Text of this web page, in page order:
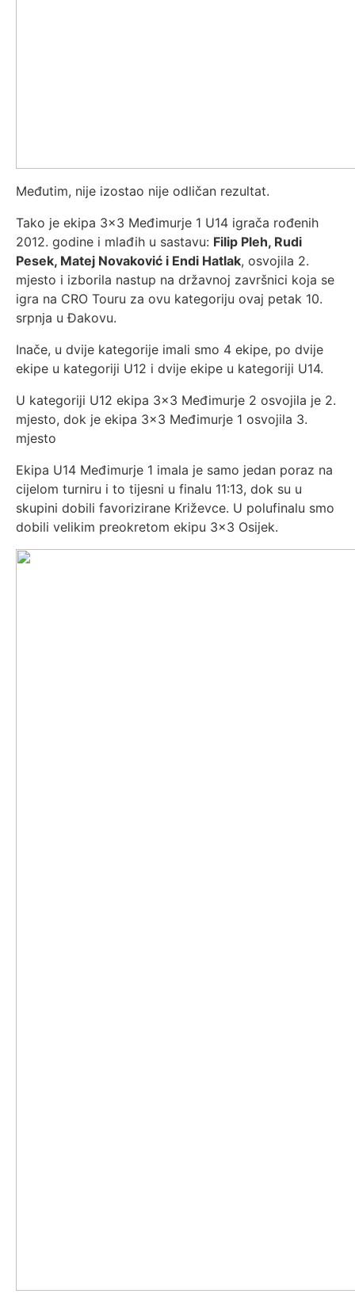
Međutim, nije izostao nije odličan rezultat.
Tako je ekipa 3x3 Međimurje 1 U14 igrača rođenih
2012. godine i mlađih u sastavu: Filip Pleh, Rudi
Pesek, Matej Novaković i Endi Hatlak, osvojila 2.
mjesto i izborila nastup na državnoj završnici koja se
igra na CRO Touru za ovu kategoriju ovaj petak 10.
srpnja u Đakovu.
Inače, u dvije kategorije imali smo 4 ekipe, po dvije
ekipe u kategoriji U12 i dvije ekipe u kategoriji U14.
U kategoriji U12 ekipa 3x3 Međimurje 2 osvojila je 2.
mjesto, dok je ekipa 3x3 Međimurje 1 osvojila 3.
mjesto
Ekipa U14 Međimurje 1 imala je samo jedan poraz na
cijelom turniru i to tijesni u finalu 11:13, dok su u
skupini dobili favorizirane Križevce. U polufinalu smo
dobili velikim preokretom ekipu 3x3 Osijek.